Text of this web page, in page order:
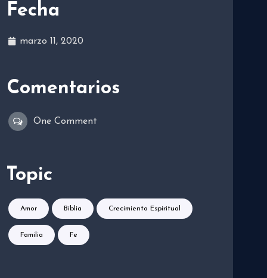
Fecha
marzo 11, 2020
Comentarios
One Comment
Topic
Amor Biblia Crecimiento Espiritual
Familia Fe